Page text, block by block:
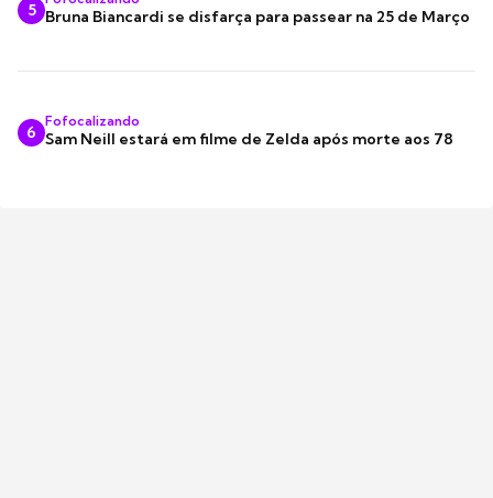
5 Bruna Biancardi se disfarça para passear na 25 de Março
6
Fofocalizando
Sam Neill estará em filme de Zelda após morte aos 78